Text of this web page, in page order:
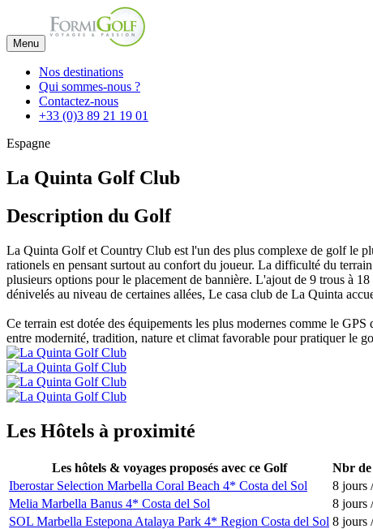
Menu
Nos destinations
Qui sommes-nous ?
Contactez-nous
+33 (0)3 89 21 19 01
Espagne
La Quinta Golf Club
Description du Golf
La Quinta Golf et Country Club est l'un des plus complexe de golf le
rationels en pensant surtout au confort du joueur. La difficulté du
plusieurs options pour le placement de bannière. L'ajout de 9 trous à
dénivelés au niveau de certaines allées, Le casa club de La Quinta
Ce terrain est dotée des équipements les plus modernes comme le
entre modernité, tradition, nature et climat favorable pour pratiquer le
Les Hôtels à proximité
Les hôtels & voyages proposés avec ce Golf Nbr
Iberostar Selection Marbella Coral Beach 4* Costa del Sol
8 jours
Melia Marbella Banus 4* Costa del Sol
8 jours
SOL Marbella Estepona Atalaya Park 4* Region Costa del Sol 8 jours